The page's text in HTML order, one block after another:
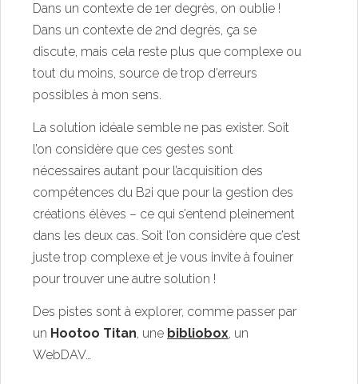
Dans un contexte de 1er degrès, on oublie !
Dans un contexte de 2nd degrès, ça se
discute, mais cela reste plus que complexe ou
tout du moins, source de trop d’erreurs
possibles à mon sens.
La solution idéale semble ne pas exister. Soit
l’on considère que ces gestes sont
nécessaires autant pour l’acquisition des
compétences du B2i que pour la gestion des
créations élèves – ce qui s’entend pleinement
dans les deux cas. Soit l’on considère que c’est
juste trop complexe et je vous invite à fouiner
pour trouver une autre solution !
Des pistes sont à explorer, comme passer par
un Hootoo Titan, une bibliobox, un
WebDAV…